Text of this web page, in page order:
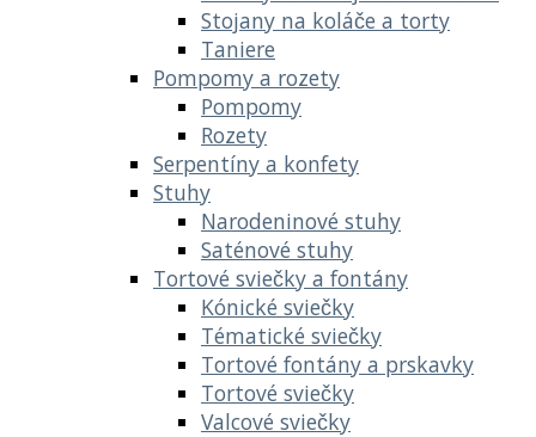
Stojany na koláče a torty
Taniere
Pompomy a rozety
Pompomy
Rozety
Serpentíny a konfety
Stuhy
Narodeninové stuhy
Saténové stuhy
Tortové sviečky a fontány
Kónické sviečky
Tématické sviečky
Tortové fontány a prskavky
Tortové sviečky
Valcové sviečky